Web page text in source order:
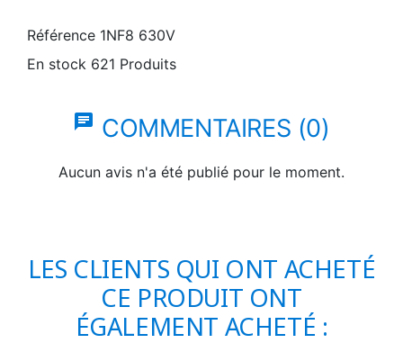
Référence 1NF8 630V
En stock 621 Produits
chat COMMENTAIRES (0)
Aucun avis n'a été publié pour le moment.
LES CLIENTS QUI ONT ACHETÉ
CE PRODUIT ONT
ÉGALEMENT ACHETÉ :